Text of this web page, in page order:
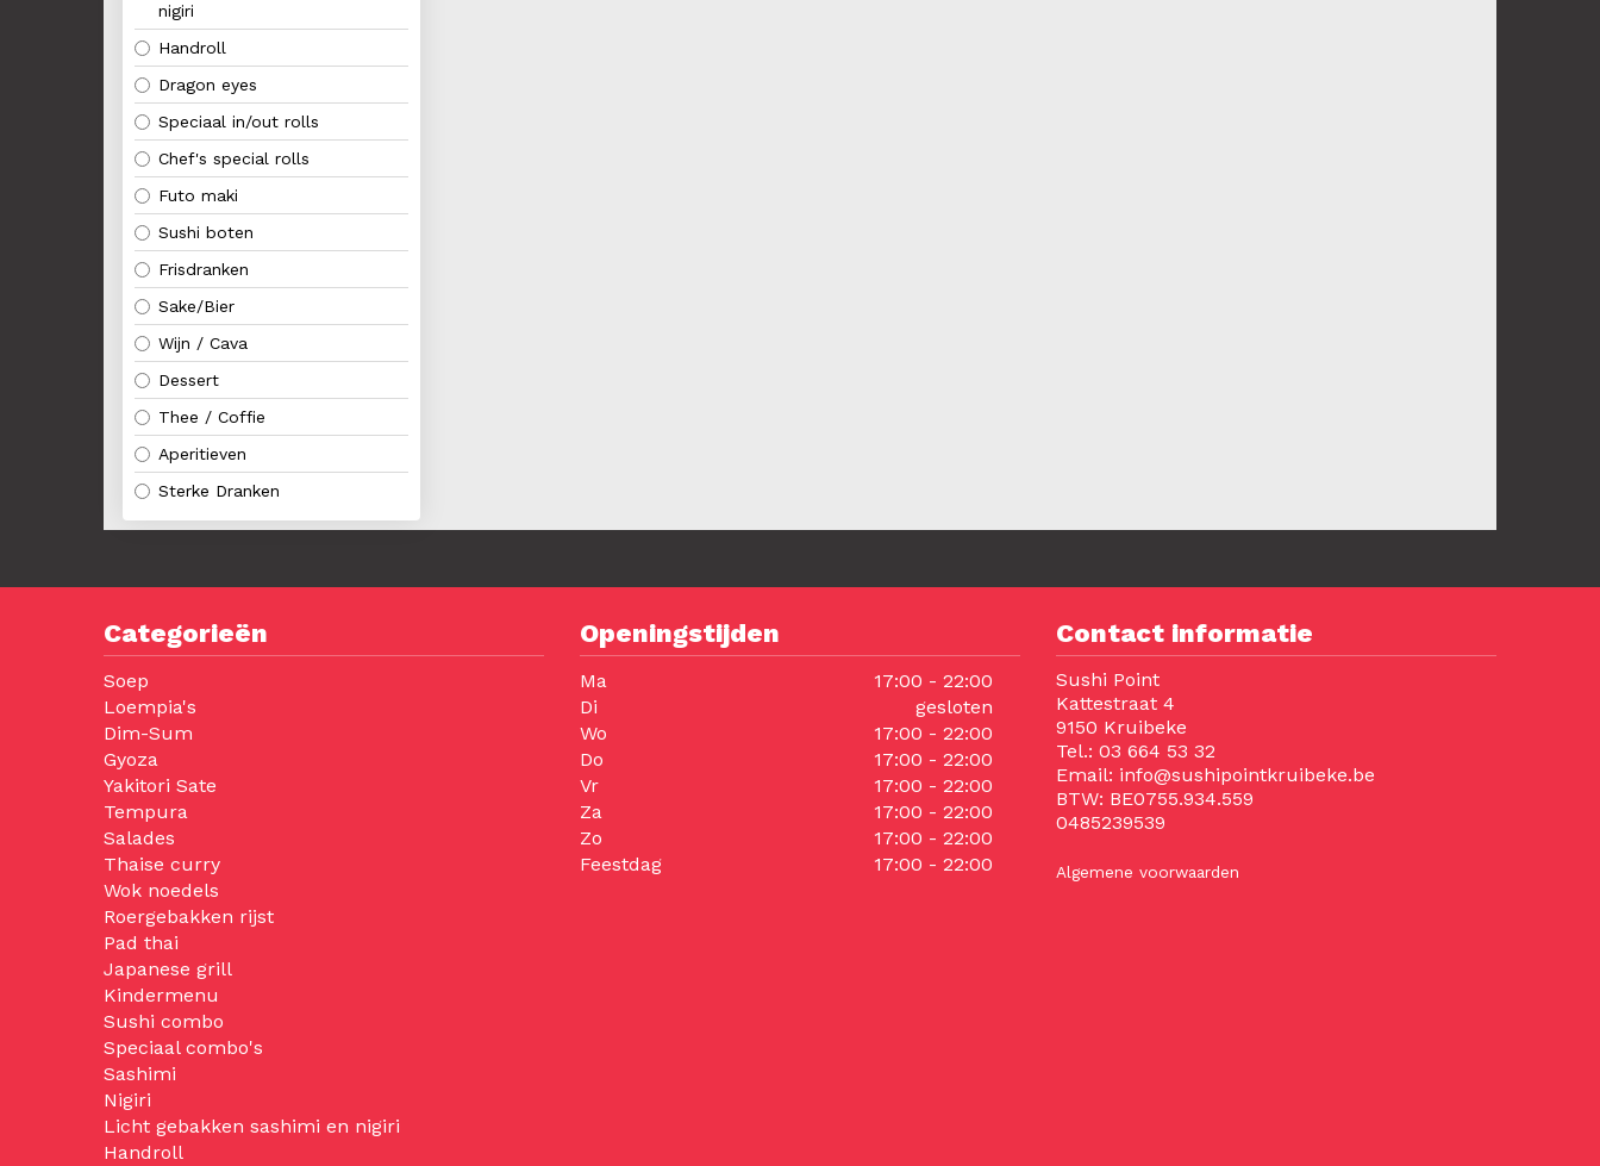
nigiri
Handroll
Dragon eyes
Speciaal in/out rolls
Chef's special rolls
Futo maki
Sushi boten
Frisdranken
Sake/Bier
Wijn / Cava
Dessert
Thee / Coffie
Aperitieven
Sterke Dranken
Categorieën
Soep
Loempia's
Dim-Sum
Gyoza
Yakitori Sate
Tempura
Salades
Thaise curry
Wok noedels
Roergebakken rijst
Pad thai
Japanese grill
Kindermenu
Sushi combo
Speciaal combo's
Sashimi
Nigiri
Licht gebakken sashimi en nigiri
Handroll
Openingstijden
Ma
17:00 - 22:00
Di
gesloten
Wo
17:00 - 22:00
Do
17:00 - 22:00
Vr
17:00 - 22:00
Za
17:00 - 22:00
Zo
17:00 - 22:00
Feestdag
17:00 - 22:00
Contact informatie
Sushi Point
Kattestraat 4
9150 Kruibeke
Tel.: 03 664 53 32
Email: info@sushipointkruibeke.be
BTW: BE0755.934.559
0485239539
Algemene voorwaarden